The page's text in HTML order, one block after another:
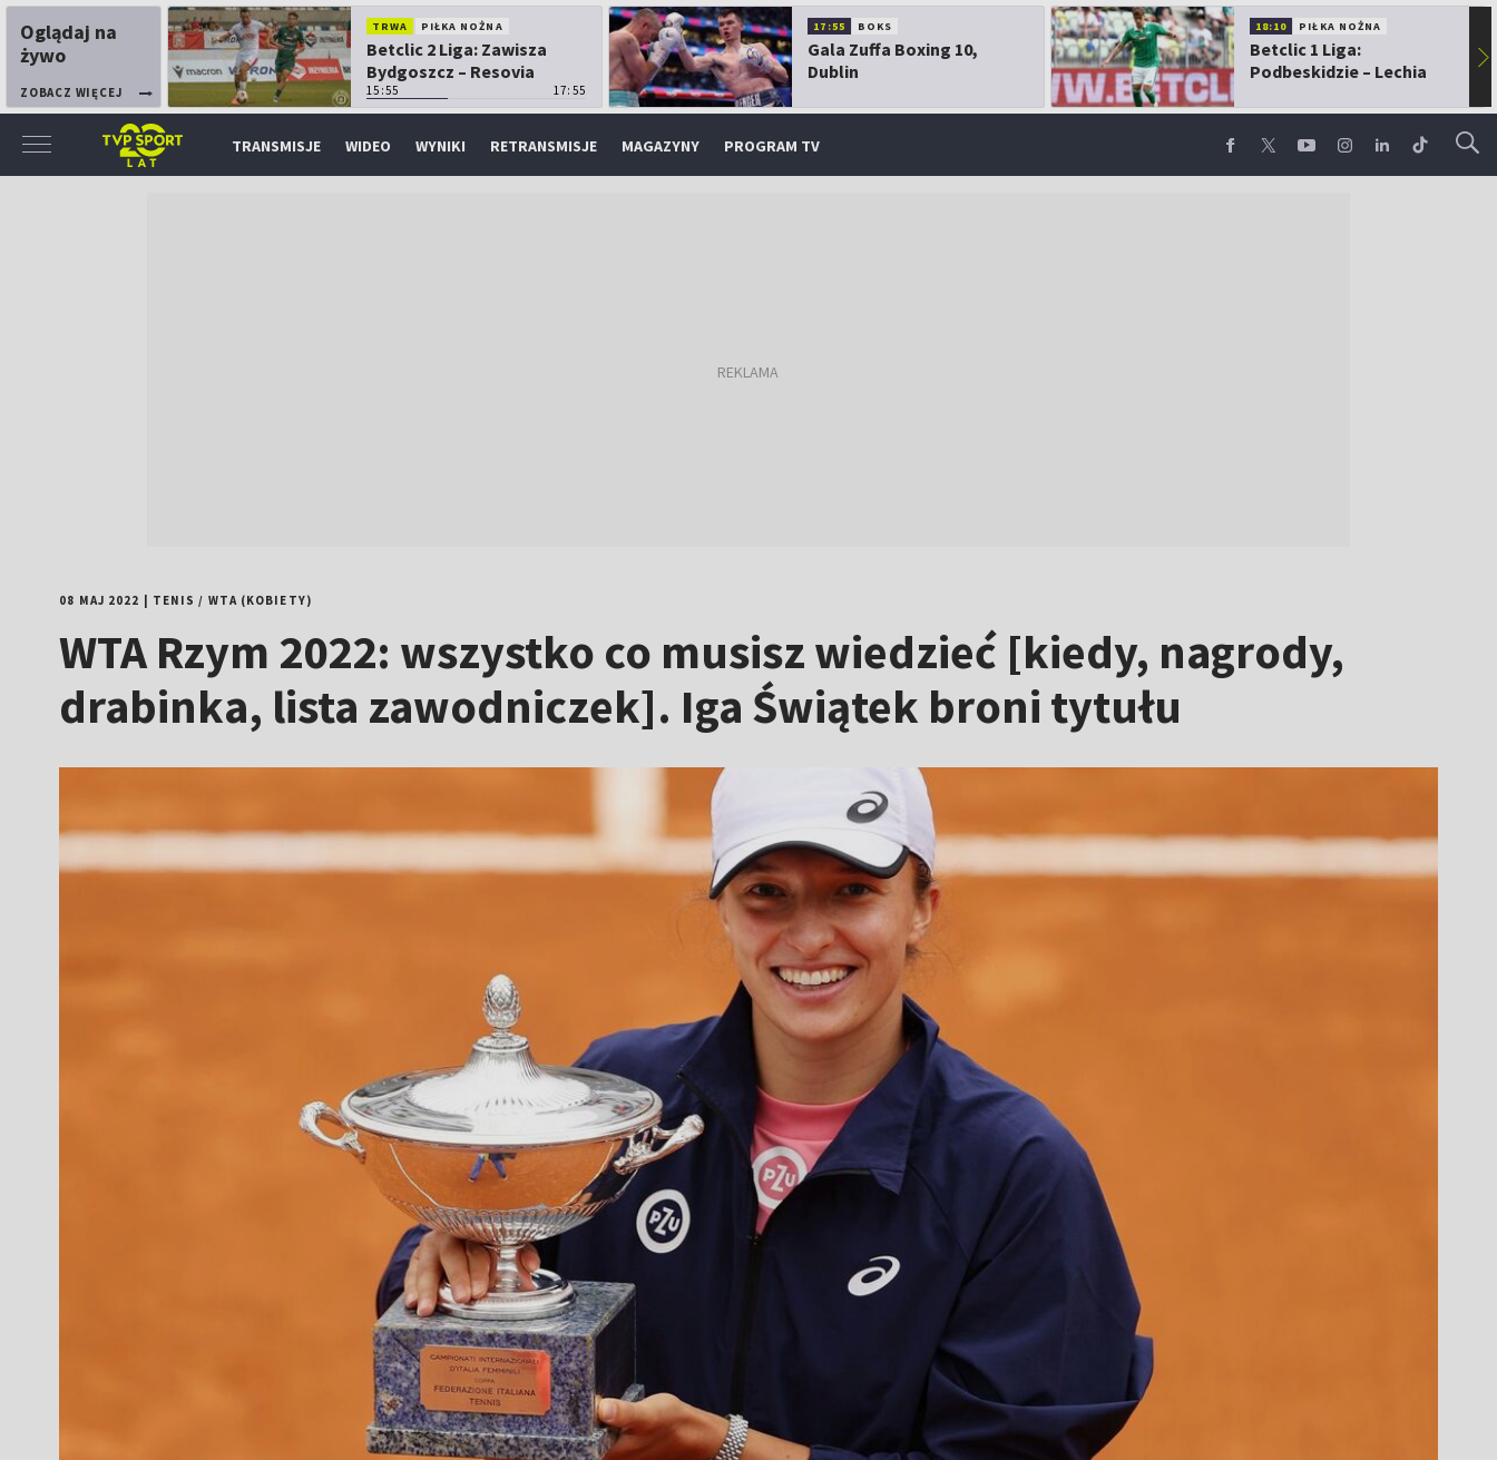
Oglądaj na
żywo
ZOBACZ WIĘCEJ
TRWA PIŁKA NOŻNA
Betclic 2 Liga: Zawisza
Bydgoszcz – Resovia
15:55 17:55
17:55 BOKS
Gala Zuffa Boxing 10,
Dublin
18:10 PIŁKA NOŻNA
Betclic 1 Liga:
Podbeskidzie – Lechia
▶
TRANSMISJE WIDEO WYNIKI RETRANSMISJE MAGAZYNY PROGRAM TV
08 MAJ 2022 TENIS / WTA (KOBIETY)
WTA Rzym 2022: wszystko co musisz wiedzieć [kiedy, nagrody,
drabinka, lista zawodniczek]. Iga Świątek broni tytułu